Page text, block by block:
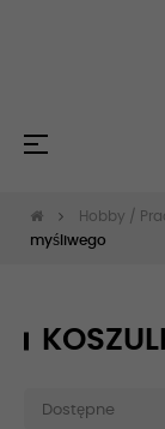
Toggle
☰
Hobby /
myśliwego
Dostępne